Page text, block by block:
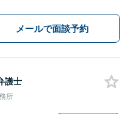
富」／法改正・最新情報に敏
テナを張り正しい手続で遺産
メールで面談予約
護士
所